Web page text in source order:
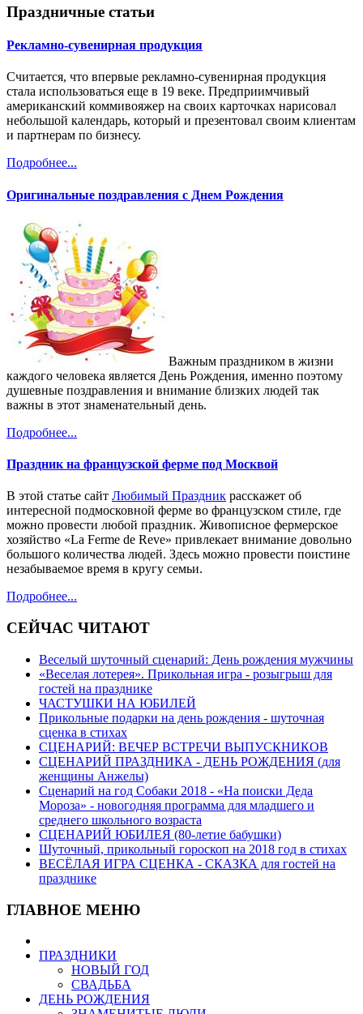
Праздничные статьи
Рекламно-сувенирная продукция
Считается, что впервые рекламно-сувенирная продукция
стала использоваться еще в 19 веке. Предприимчивый
американский коммивояжер на своих карточках нарисовал
небольшой календарь, который и презентовал своим клиентам
и партнерам по бизнесу.
Подробнее...
Оригинальные поздравления с Днем Рождения
Важным праздником в жизни
каждого человека является День Рождения, именно поэтому
душевные поздравления и внимание близких людей так
важны в этот знаменательный день.
Подробнее...
Праздник на французской ферме под Москвой
В этой статье сайт Любимый Праздник расскажет об
интересной подмосковной ферме во французском стиле, где
можно провести любой праздник. Живописное фермерское
хозяйство «La Ferme de Reve» привлекает внимание довольно
большого количества людей. Здесь можно провести поистине
незабываемое время в кругу семьи.
Подробнее...
СЕЙЧАС ЧИТАЮТ
Веселый шуточный сценарий: День рождения мужчины
«Веселая лотерея». Прикольная игра - розыгрыш для
гостей на празднике
ЧАСТУШКИ НА ЮБИЛЕЙ
Прикольные подарки на день рождения - шуточная
сценка в стихах
СЦЕНАРИЙ: ВЕЧЕР ВСТРЕЧИ ВЫПУСКНИКОВ
СЦЕНАРИЙ ПРАЗДНИКА - ДЕНЬ РОЖДЕНИЯ (для
женщины Анжелы)
Сценарий на год Собаки 2018 - «На поиски Деда
Мороза» - новогодняя программа для младшего и
среднего школьного возраста
СЦЕНАРИЙ ЮБИЛЕЯ (80-летие бабушки)
Шуточный, прикольный гороскоп на 2018 год в стихах
ВЕСЁЛАЯ ИГРА СЦЕНКА - СКАЗКА для гостей на
празднике
ГЛАВНОЕ МЕНЮ
ПРАЗДНИКИ
НОВЫЙ ГОД
СВАДЬБА
ДЕНЬ РОЖДЕНИЯ